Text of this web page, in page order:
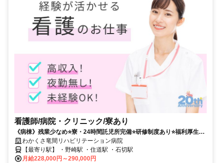
看護師/病院・クリニック/寮あり
《病棟》残業少なめ⭐寮・24時間託児所完備⭐研修制度あり⭐福利厚生も
整った大規模病院✨
わかくさ竜間リハビリテーション病院
【最寄り駅】 ・野崎駅 ・住道駅 ・石切駅
月給228,000円～290,000円